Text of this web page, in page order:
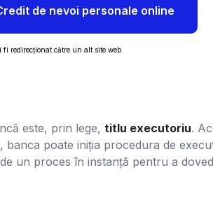
de nevoi personale online
fi redirecționat către un alt site web
este, prin lege, titlu executoriu.
poate iniția procedura de
un proces în instanță pentru a